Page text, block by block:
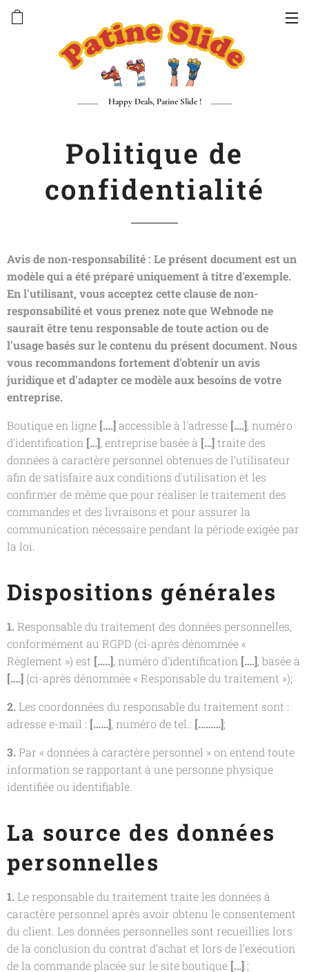
Happy Deals, Patine Slide !
Politique de
confidentialité
Avis de non-responsabilité : Le présent document est un
modèle qui a été préparé uniquement à titre d'exemple.
En l'utilisant, vous acceptez cette clause de non-
responsabilité et vous prenez note que Webnode ne
saurait être tenu responsable de toute action ou de
l'usage basés sur le contenu du présent document. Nous
vous recommandons fortement d'obtenir un avis
juridique et d'adapter ce modèle aux besoins de votre
entreprise.
Boutique en ligne [….]accessible à l'adresse [….], numéro
d'identification […], entreprise basée à […]traite des
données à caractère personnel obtenues de l’utilisateur
afin de satisfaire aux conditions d'utilisation et les
confirmer de même que pour réaliser le traitement des
commandes et des livraisons et pour assurer la
communication nécessaire pendant la période exigée par
la loi.
Dispositions générales
1. Responsable du traitement des données personnelles,
conformément au RGPD (ci-après dénommée «
Règlement ») est […..], numéro d'identification [….], basée à
[….] (ci-après dénommée « Responsable du traitement »);
2. Les coordonnées du responsable du traitement sont :
adresse e-mail : [……], numéro de tel.: [………];
3. Par « données à caractère personnel » on entend toute
information se rapportant à une personne physique
identifiée ou identifiable.
La source des données
personnelles
1. Le responsable du traitement traite les données à
caractère personnel après avoir obtenu le consentement
du client. Les données personnelles sont recueillies lors
de la conclusion du contrat d’achat et lors de l’exécution
de la commande placée sur le site boutique […].;